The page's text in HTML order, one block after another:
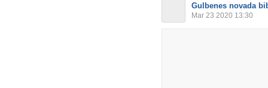
Gulbenes novada
Mar 23 2020 13:30